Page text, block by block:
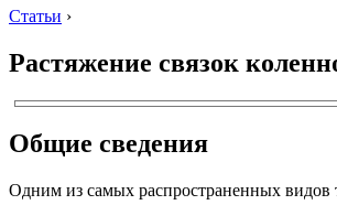
Статьи ›
Растяжение связок
Общие сведения
Одним из самых распространенных видов